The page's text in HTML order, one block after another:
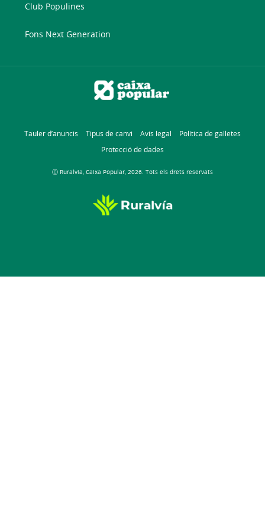
Club Populines
Fons Next Generation
Tauler d’anuncis Tipus de canvi Avís legal
Política de galletes
Protecció de dades
Ⓒ Ruralvía, Caixa Popular, 2026. Tots els drets reservats